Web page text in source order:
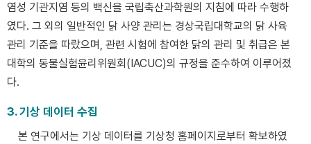
염성 기관지염 등의 백신을 국립축산과학원의 지침에 따라 수행하
였다. 그 외의 일반적인 닭 사양 관리는 경상국립대학교의 닭 사육
관리 기준을 따랐으며, 관련 시험에 참여한 닭의 관리 및 취급은 본
대학의 동물실험윤리위원회(IACUC)의 규정을 준수하여 이루어졌
다.
3. 기상 데이터 수집
본 연구에서는 기상 데이터를 기상청 홈페이지로부터 확보하였